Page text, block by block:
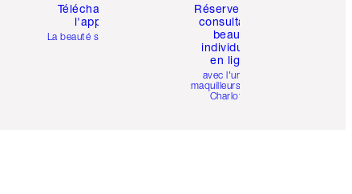
Téléchargez
l'appli
La beauté simplifiée
Réservez une
consultation
beauté
individuelle
en ligne
avec l'un des
maquilleurs pro de
Charlotte.